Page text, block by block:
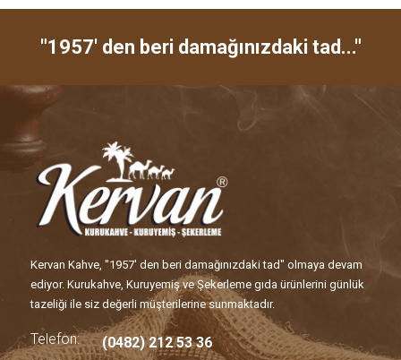
"1957' den beri damağınızdaki tad..."
Kervan Kahve, "1957' den beri damağınızdaki tad" olmaya devam
ediyor. Kurukahve, Kuruyemiş ve Şekerleme gıda ürünlerini günlük
tazeliği ile siz değerli müşterilerine sunmaktadır.
Telefon:
(0482) 212 53 36